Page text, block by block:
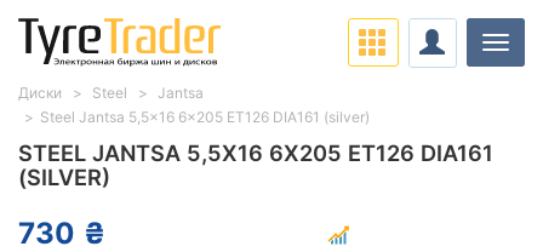
STEEL JANTSA 5,5X16 6X205 ET126 DIA161
(SILVER)
730 ₴
Диски Steel
Jantsa
Steel Jantsa 5,5x16 6x205 ET126 DIA161 (silver)